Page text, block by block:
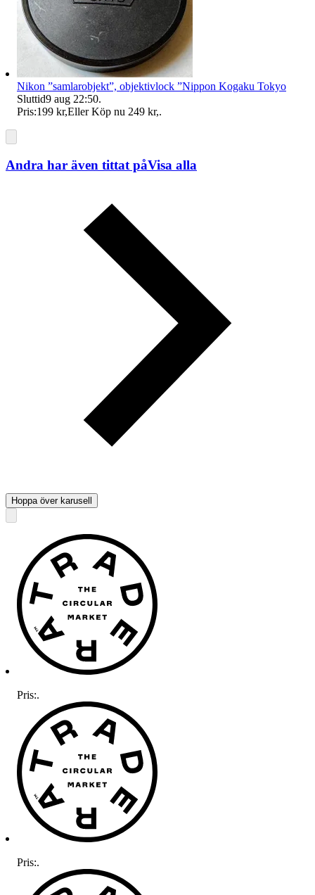
Nikon ”samlarobjekt”, objektivlock ”Nippon Kogaku Tokyo
Sluttid9 aug 22:50.
Pris:199 kr,Eller Köp nu 249 kr,.
Andra har även tittat påVisa alla
Hoppa över karusell
Pris:.
Pris:.